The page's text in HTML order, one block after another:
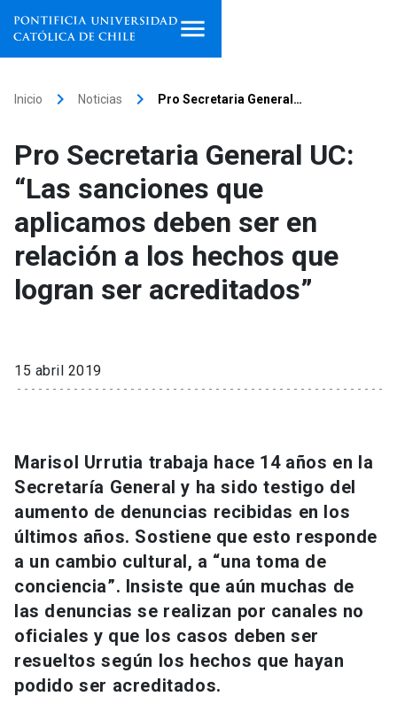
Facultades, escuelas e
institutos
Investigación
Internacionalización
Vinculación
Información para keyboard_arrow_down
Futuros estudiantes
Estudiantes
Académicos
Personal
Alumni launch
Go to english site
ACCESOS DIRECTOS
Admisión launch
Mi Cuenta UC launch
Correo UC launch
Mi Portal UC launch
Inicio keyboard_arrow_right Noticias keyboard_arrow_right Pro Secretaria General…
Pro Secretaria General UC:
“Las sanciones que
aplicamos deben ser en
relación a los hechos que
logran ser acreditados”
15 abril 2019
Marisol Urrutia trabaja hace 14 años en la
Secretaría General y ha sido testigo del
aumento de denuncias recibidas en los
últimos años. Sostiene que esto responde
a un cambio cultural, a “una toma de
conciencia”. Insiste que aún muchas de
las denuncias se realizan por canales no
oficiales y que los casos deben ser
resueltos según los hechos que hayan
podido ser acreditados.